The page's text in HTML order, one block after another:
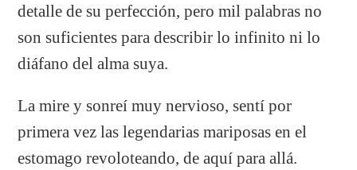
detalle de su perfección, pero mil palabras no
son suficientes para describir lo infinito ni lo
diáfano del alma suya.
La mire y sonreí muy nervioso, sentí por
primera vez las legendarias mariposas en el
estomago revoloteando, de aquí para allá.